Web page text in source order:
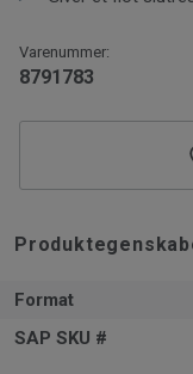
Varenummer:
8791783
Format
SAP SKU #